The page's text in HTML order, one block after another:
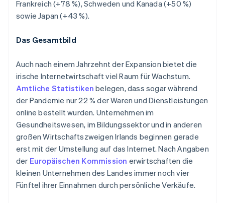
Frankreich (+78 %), Schweden und Kanada (+50 %)
sowie Japan (+43 %).
Das Gesamtbild
Auch nach einem Jahrzehnt der Expansion bietet die
irische Internetwirtschaft viel Raum für Wachstum.
Amtliche Statistiken belegen, dass sogar während
der Pandemie nur 22 % der Waren und Dienstleistungen
online bestellt wurden. Unternehmen im
Gesundheitswesen, im Bildungssektor und in anderen
großen Wirtschaftszweigen Irlands beginnen gerade
erst mit der Umstellung auf das Internet. Nach Angaben
der Europäischen Kommission erwirtschaften die
kleinen Unternehmen des Landes immer noch vier
Fünftel ihrer Einnahmen durch persönliche Verkäufe.
Neuseeland
English
NederlandsEnglish
Österreich
DeutschEnglish
Polen
English
Portugal
PortuguêsEnglish
Rumänien
English
Schweden
SvenskaEnglish
Schweiz
DeutschFrançais Italiano English
Singapur